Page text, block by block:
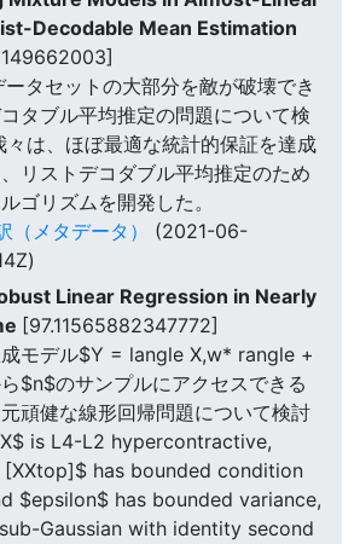
Decodable Mean Estimation
タセットの大部分を敵が破壊でき
タブル平均推定の問題について検
々は、ほぼ最適な統計的保証を達成
リストデコダブル平均推定のため
ゴリズムを開発した。
（メタデータ）
(2021-06-
Linear Regression in Nearly
[97.11565882347772]
モデル$Y = langle X,w* rangle +
$n$のサンプルにアクセスできる
頑健な線形回帰問題について検討
is L4-L2 hypercontractive,
[XXtop]$ has bounded condition
$epsilon$ has bounded variance,
Gaussian with identity second